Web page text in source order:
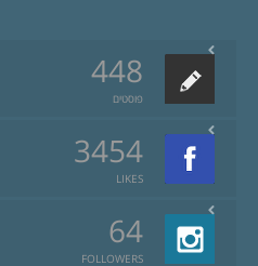
448
פוסטים
3454
LIKES
64
FOLLOWERS